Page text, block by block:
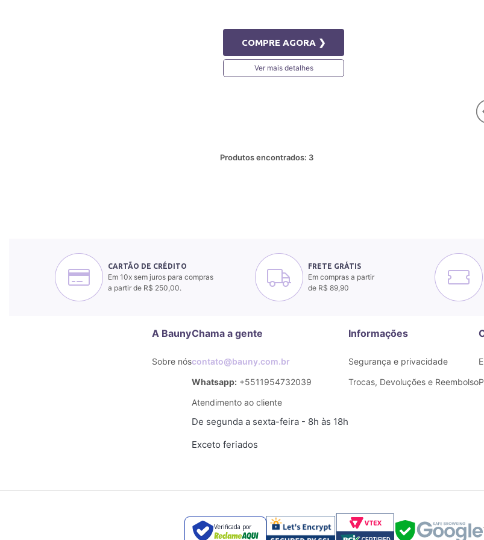
COMPRE AGORA ❯
Ver mais detalhes
Produtos encontrados: 3
CARTÃO DE CRÉDITO
Em 10x sem juros para compras
a partir de R$ 250,00.
FRETE GRÁTIS
Em compras a partir
de R$ 89,90
A Bauny
Sobre nós
Chama a gente
contato@bauny.com.br
Whatsapp:+5511954732039
Atendimento ao cliente
De segunda a sexta-feira - 8h às 18h
Exceto feriados
Informações
Segurança e privacidade
Trocas, Devoluções e Reembolso
Verificada por